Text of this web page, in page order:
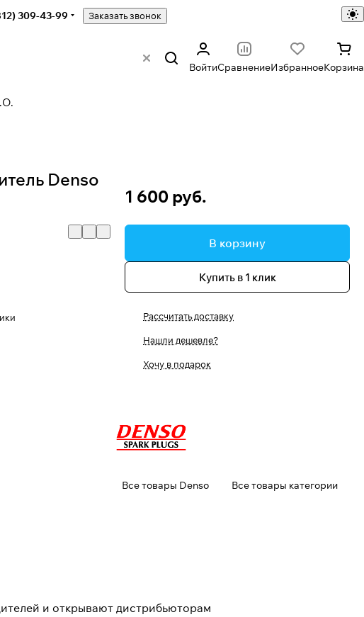
309-43-99 Заказать звонок
ВойтиСравнениеИзбранноеКорзина
Denso
1 600 руб.
В корзину
Купить в 1 клик
Рассчитать доставку
Нашли дешевле?
Хочу в подарок
Все товары Denso Все товары категории
и открывают дистрибьюторам